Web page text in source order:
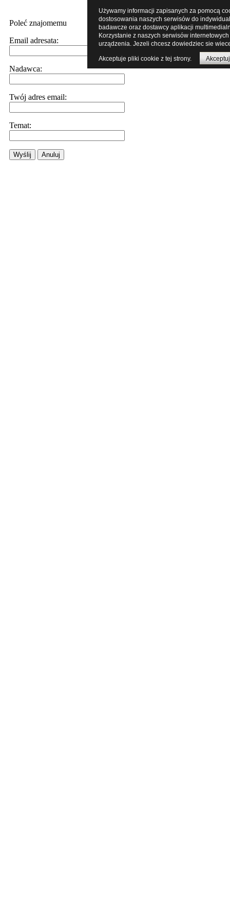
Poleć znajomemu
Email adresata:
Nadawca:
Twój adres email:
Temat:
Wyślij Anuluj
Używamy informacji zapisanych za pomocą
dostosowania naszych serwisów do
badawcze oraz dostawcy aplikacji
Korzystanie z naszych serwisów
urządzenia. Jezeli chcesz dowiedziec sie
Akceptuje pliki cookie z tej strony. Akceptuj